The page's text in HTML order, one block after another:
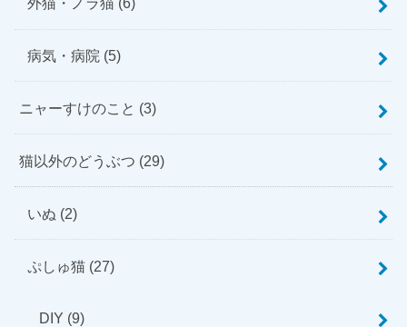
病気・病院 (5)
ニャーすけのこと (3)
猫以外のどうぶつ (29)
いぬ (2)
ぷしゅ猫 (27)
DIY (9)